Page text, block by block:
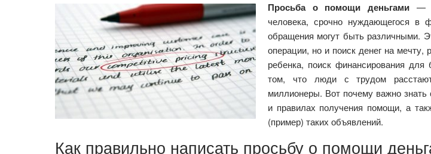
Просьба о помощи деньгами—
человека, срочно нуждающегося в
обращения могут быть различными.
операции, но и поиск денег на
ребенка, поиск финансирования
том, что люди с трудом
миллионеры. Вот почему важно
и правилах получения помощи, а
(пример) таких объявлений.
Как правильно написать просьбу о помощи